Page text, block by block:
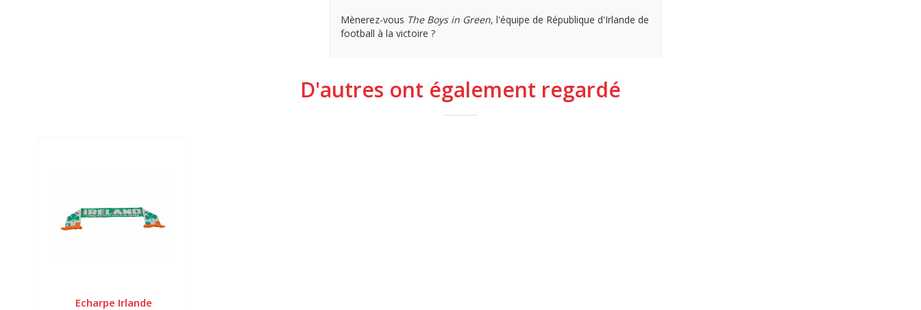
Mènerez-vous The Boys in Green, l'équipe de République d'Irlande de
football à la victoire ?
D'autres ont également regardé
Echarpe Irlande